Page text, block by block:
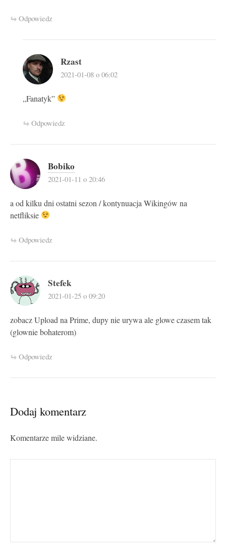
Odpowiedz
Rzast
2021-01-08 o 06:02
„Fanatyk”
Odpowiedz
Bobiko
2021-01-11 o 20:46
a od kilku dni ostatni sezon / kontynuacja Wikingów na
netfliksie
Odpowiedz
Stefek
2021-01-25 o 09:20
zobacz Upload na Prime, dupy nie urywa ale glowe czasem tak
(glownie bohaterom)
Odpowiedz
Dodaj komentarz
Komentarze mile widziane.